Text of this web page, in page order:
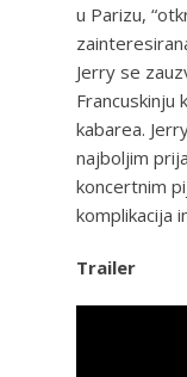
u Parizu,
Jerry se
Francuskinju
kabarea.
najboljim
koncertnim
komplikacija
Trailer